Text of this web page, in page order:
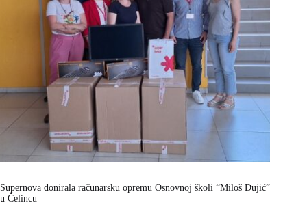
Supernova donirala računarsku opremu Osnovnoj školi “Miloš Dujić”
u Čelincu